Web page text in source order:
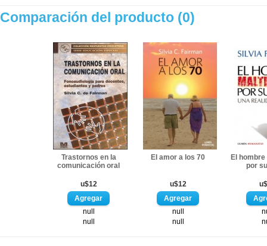
Comparación del producto (0)
Trastornos en la
comunicación oral
u$12
null
null
El amor a los 70
u$12
null
null
El
por